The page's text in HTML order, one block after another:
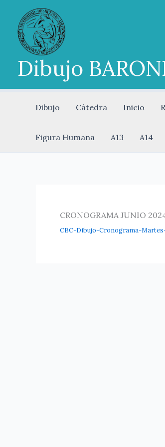
contenido
Dibujo
Dibujo Cátedra Inicio
Figura Humana A13 A14
CRONOGRAMA JUNIO
CBC-Dibujo-Cronograma-